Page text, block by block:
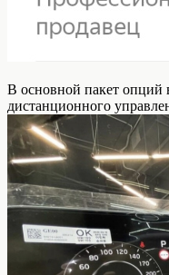
В основной пакет опций
дистанционного